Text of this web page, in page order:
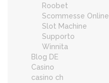
Roobet
Scommesse Online
Slot Machine
Supporto
Winnita
Blog DE
Casino
casino ch